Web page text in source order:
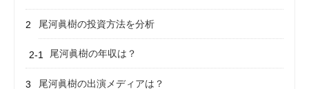
尾河眞樹の投資方法を分析
尾河眞樹の年収は？
尾河眞樹の出演メディアは？